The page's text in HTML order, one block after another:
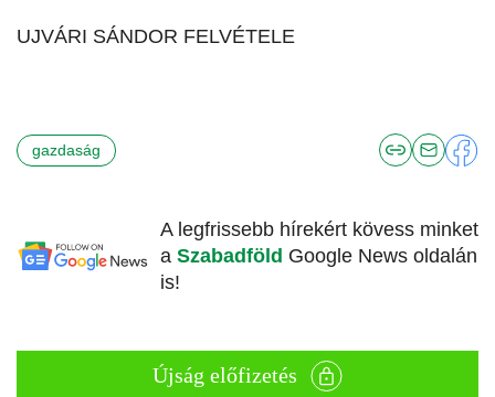
UJVÁRI SÁNDOR FELVÉTELE
gazdaság
A legfrissebb hírekért kövess minket
a Szabadföld Google News oldalán
is!
Újság előfizetés